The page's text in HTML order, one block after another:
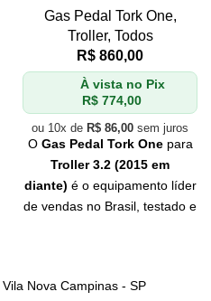
Gas Pedal Tork One,
Troller, Todos
R$ 860,00
À vista no Pix
R$ 774,00
ou 10x de R$ 86,00 sem juros
O Gas Pedal Tork Onepara
Troller 3.2 (2015 em
diante) é o equipamento líder
de vendas no Brasil, testado e
eficiência, Tork One é a sua
Nova Campinas - SP